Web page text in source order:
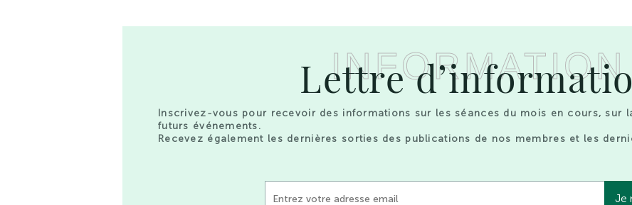
INFORMATION
Lettre
Inscrivez-vous pour recevoir des informations sur les séances du mois en cours, sur
futurs événements.
Recevez également les dernières sorties des publications de nos membres et les